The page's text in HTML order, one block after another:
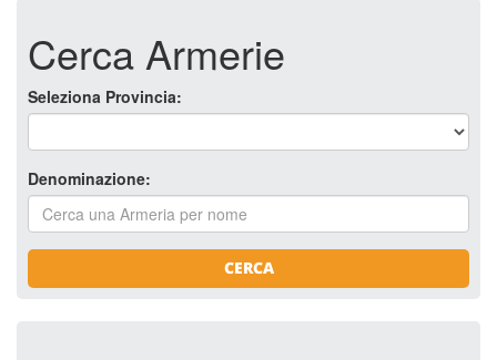
Cerca Armerie
Seleziona Provincia:
Denominazione:
CERCA